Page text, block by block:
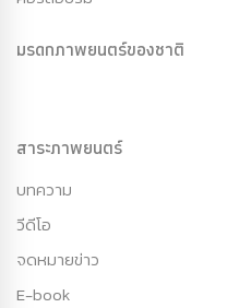
มรดกภาพยนตร์ของชาติ
สาระภาพยนตร์
บทความ
วีดีโอ
จดหมายข่าว
E-book